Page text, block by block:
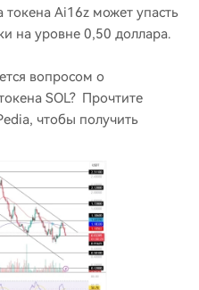
Ai16z может упасть
на уровне 0,50 доллара.
вопросом о
SOL? Прочтите
чтобы получить